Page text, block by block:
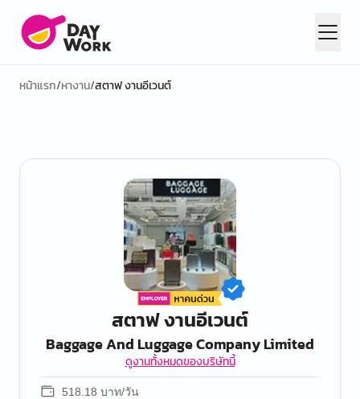
หน้าแรก/หางาน/สตาฟ งานอีเวนต์
สตาฟ งานอีเวนต์
Baggage And Luggage Company Limited
ดูงานทั้งหมดของบริษัทนี้
518.18 บาท/วัน